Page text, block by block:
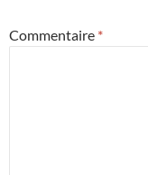
Commentaire *